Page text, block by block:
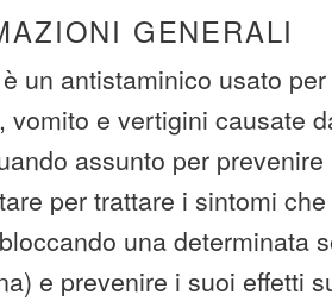
GENERALI
un antistaminico usato
vomito e vertigini causate
assunto per
per trattare i sintomi
una determinata
e prevenire i suoi effetti